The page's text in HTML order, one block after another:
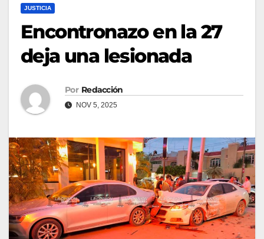
JUSTICIA
Encontronazo en la 27
deja una lesionada
Por Redacción
NOV 5, 2025